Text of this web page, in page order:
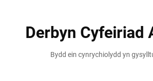
Derbyn Cyfeiriad
Bydd ein cynrychiolydd yn